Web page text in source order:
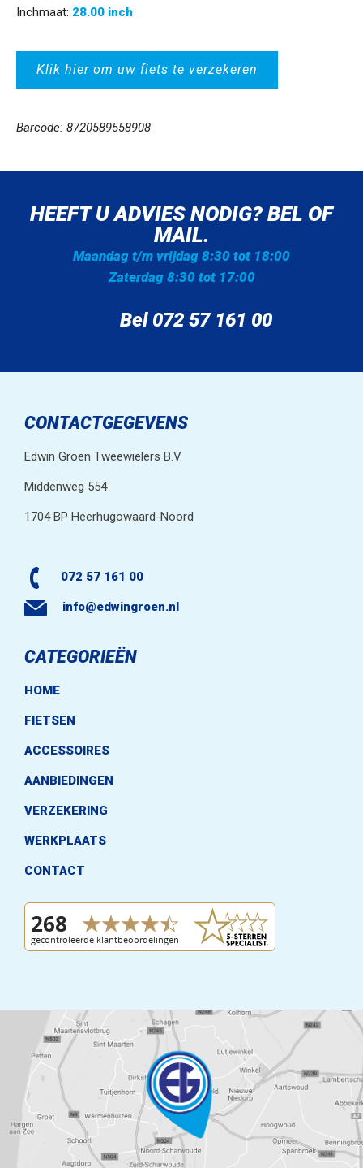
Inchmaat: 28.00 inch
Klik hier om uw fiets te verzekeren
Barcode: 8720589558908
HEEFT U ADVIES NODIG? BEL OF
MAIL.
Maandag t/m vrijdag 8:30 tot 18:00
Zaterdag 8:30 tot 17:00
Bel 072 57 161 00
CONTACTGEGEVENS
Edwin Groen Tweewielers B.V.
Middenweg 554
1704 BP Heerhugowaard-Noord
072 57 161 00
info@edwingroen.nl
CATEGORIEËN
HOME
FIETSEN
ACCESSOIRES
AANBIEDINGEN
VERZEKERING
WERKPLAATS
CONTACT